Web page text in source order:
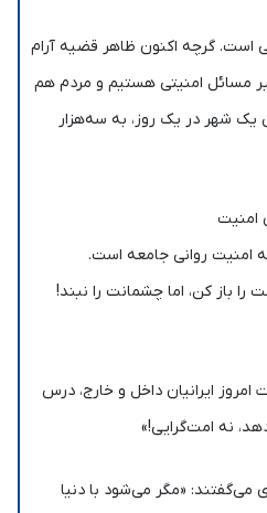
است. گرچه اکنون ظاهر قضیه آرام
مسائل امنیتی هستیم و مردم هم
یک شهر در یک روز، به سه‌هزار
امنیت
امنیت روانی جامعه است.
باز کن، اما چشمانت را نبند!
ایرانیان داخل و خارج، درس
نه امت‌گرایی!»
«مگر می‌شود با دنیا